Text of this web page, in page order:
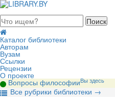
2026, понедельник
Каталог библиотеки
Авторам
Вузам
Ссылки
Рецензии
О проекте
Вопросы философииВы здесь
Все рубрики библиотеки →